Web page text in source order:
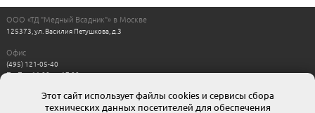
ООО «ТД "Медный Всадник"» в Москве
125373, ул. Василия Петушкова, д.3
Офис
(495) 121-05-40
Пн-Пт с 11:00 до 17:00
Интернет магазин
8-800-511-00-88
Этот сайт использует файлы cookies и сервисы сбора
технических данных посетителей для обеспечения